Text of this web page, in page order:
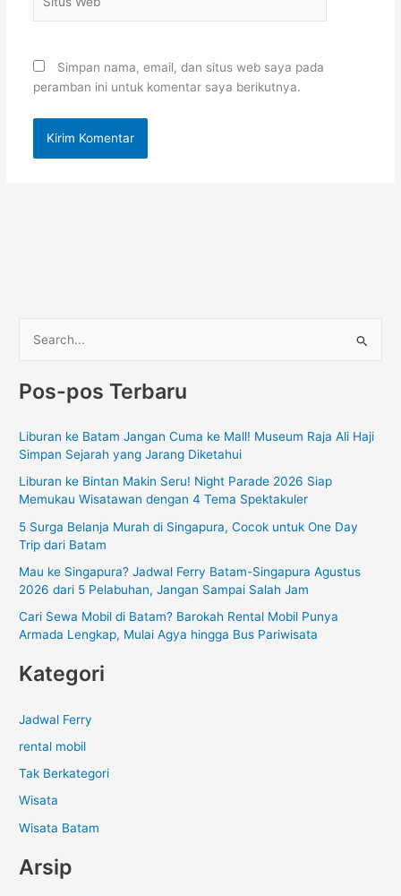
Web
Simpan nama, email, dan situs web saya pada
peramban ini untuk komentar saya berikutnya.
r
u
n
t
Pos-pos Terbaru
Liburan ke Batam Jangan Cuma ke Mall! Museum Raja Ali Haji
Simpan Sejarah yang Jarang Diketahui
Liburan ke Bintan Makin Seru! Night Parade 2026 Siap
Memukau Wisatawan dengan 4 Tema Spektakuler
5 Surga Belanja Murah di Singapura, Cocok untuk One Day
Trip dari Batam
Mau ke Singapura? Jadwal Ferry Batam-Singapura Agustus
2026 dari 5 Pelabuhan, Jangan Sampai Salah Jam
Cari Sewa Mobil di Batam? Barokah Rental Mobil Punya
Armada Lengkap, Mulai Agya hingga Bus Pariwisata
Kategori
Jadwal Ferry
rental mobil
Tak Berkategori
Wisata
Wisata Batam
Arsip